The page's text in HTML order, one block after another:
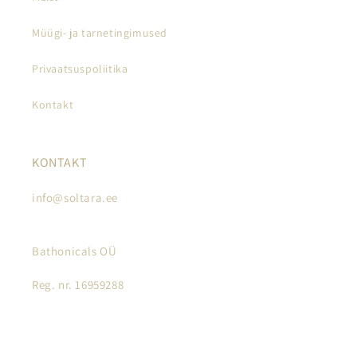
Müügi- ja tarnetingimused
Privaatsuspoliitika
Kontakt
KONTAKT
info@soltara.ee
Bathonicals OÜ
Reg. nr. 16959288